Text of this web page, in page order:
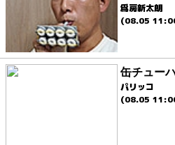
爲房新太朗
(08.05
缶チュー
パリッコ
(08.05